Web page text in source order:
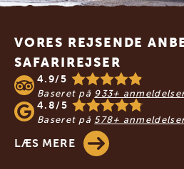
Footer
VORES REJSENDE
SAFARIREJSER
4.9/5
Baseret på 933+
4.8/5
Baseret på 578+
LÆS MERE